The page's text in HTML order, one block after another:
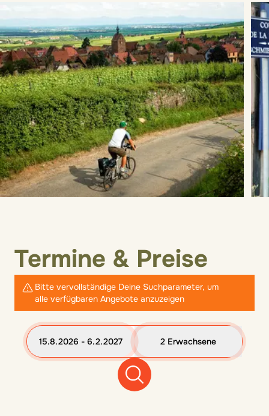
Termine & Preise
Bitte vervollständige Deine Suchparameter, um
alle verfügbaren Angebote anzuzeigen
15.8.2026 - 6.2.2027 2 Erwachsene